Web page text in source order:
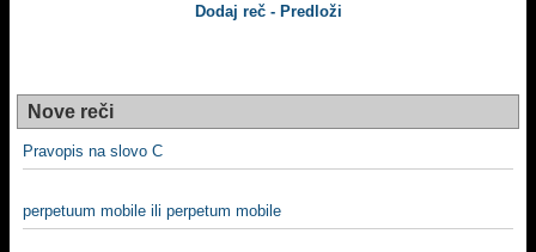
Dodaj reč - Predloži
Nove reči
Pravopis na slovo C
perpetuum mobile ili perpetum mobile